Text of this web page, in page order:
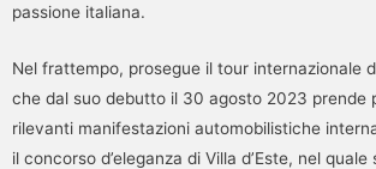
passione italiana.
Nel frattempo, prosegue il tour internazionale
che dal suo debutto il 30 agosto 2023 prende
rilevanti manifestazioni automobilistiche
il concorso d’eleganza di Villa d’Este, nel